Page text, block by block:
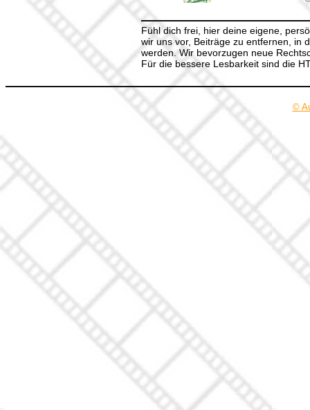
Fühl dich frei, hier deine eigene,
wir uns vor, Beiträge zu entfernen, in
werden. Wir bevorzugen neue
Für die bessere Lesbarkeit sind die
©